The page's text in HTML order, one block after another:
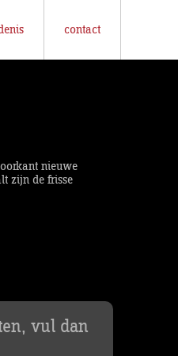
contact
nieuwe
zijn de frisse
vul dan